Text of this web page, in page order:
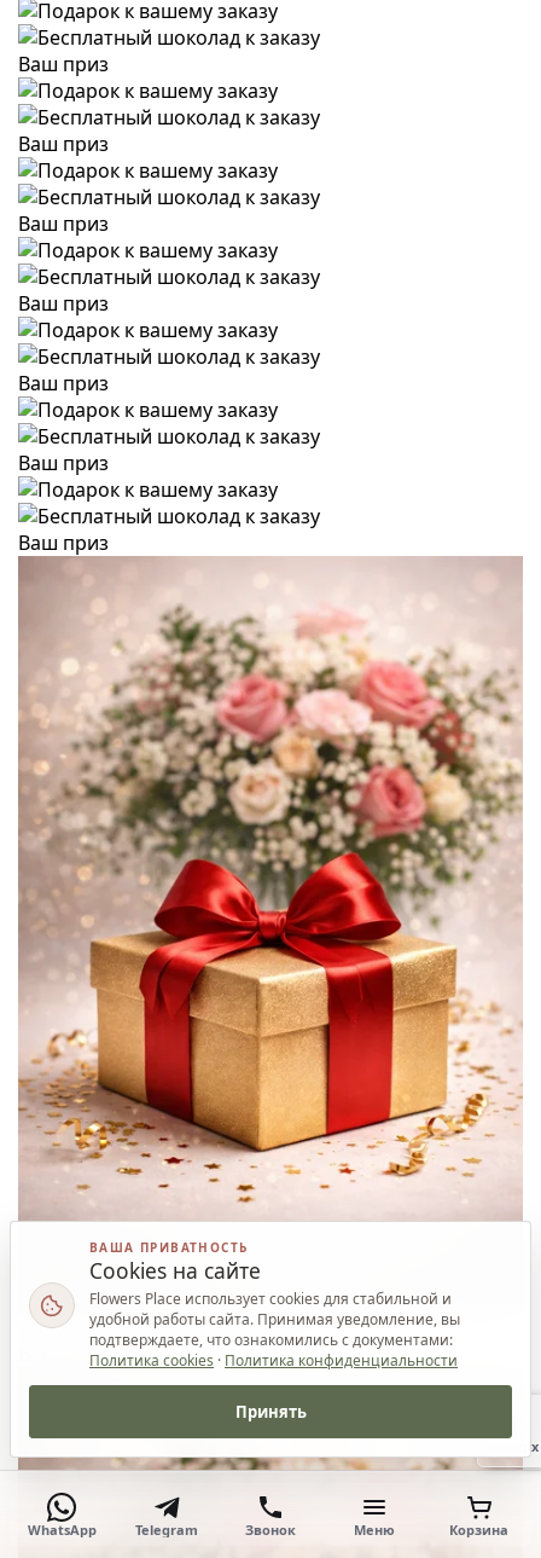
Ваш приз
Ваш приз
Ваш приз
Ваш приз
Ваш приз
Ваш приз
Ваш приз
Ваш приз
WhatsApp Telegram Звонок Меню Корзина
Наверх
ВАША ПРИВАТНОСТЬ
Cookies на сайте
Flowers Place использует cookies для стабильной и
удобной работы сайта. Принимая уведомление, вы
подтверждаете, что ознакомились с документами:
Политика cookies · Политика конфиденциальности
Принять